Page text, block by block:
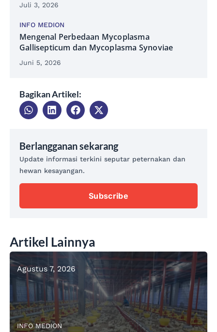
Juli 3, 2026
INFO MEDION
Mengenal Perbedaan Mycoplasma
Gallisepticum dan Mycoplasma Synoviae
Juni 5, 2026
Bagikan Artikel:
Berlangganan sekarang
Update informasi terkini seputar peternakan dan
hewan kesayangan.
Subscribe
Artikel Lainnya
INFO MEDION
Agustus 7, 2026